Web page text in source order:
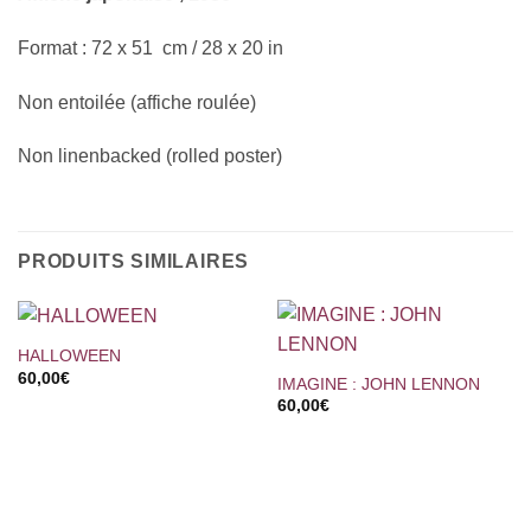
Format : 72 x 51 cm / 28 x 20 in
Non entoilée (affiche roulée)
Non linenbacked (rolled poster)
PRODUITS SIMILAIRES
HALLOWEEN
60,00€
IMAGINE : JOHN LENNON
60,00€